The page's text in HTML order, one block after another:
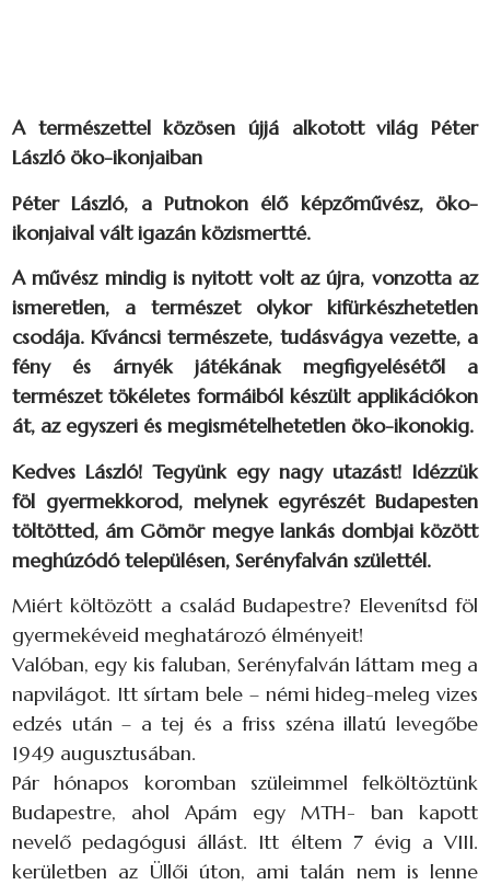
A természettel közösen újjá alkotott világ Péter
László öko-ikonjaiban
Péter László, a Putnokon élő képzőművész, öko-
ikonjaival vált igazán közismertté.
A művész mindig is nyitott volt az újra, vonzotta az
ismeretlen, a természet olykor kifürkészhetetlen
csodája. Kíváncsi természete, tudásvágya vezette, a
fény és árnyék játékának megfigyelésétől a
természet tökéletes formáiból készült applikációkon
át, az egyszeri és megismételhetetlen öko-ikonokig.
Kedves László! Tegyünk egy nagy utazást! Idézzük
föl gyermekkorod, melynek egyrészét Budapesten
töltötted, ám Gömör megye lankás dombjai között
meghúzódó településen, Serényfalván születtél.
Miért költözött a család Budapestre? Elevenítsd föl
gyermekéveid meghatározó élményeit!
Valóban, egy kis faluban, Serényfalván láttam meg a
napvilágot. Itt sírtam bele – némi hideg-meleg vizes
edzés után – a tej és a friss széna illatú levegőbe
1949 augusztusában.
Pár hónapos koromban szüleimmel felköltöztünk
Budapestre, ahol Apám egy MTH- ban kapott
nevelő pedagógusi állást. Itt éltem 7 évig a VIII.
kerületben az Üllői úton, ami talán nem is lenne